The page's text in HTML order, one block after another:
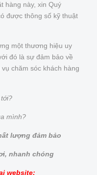
hàng này, xin Quý
được thông số kỹ thuật
một thương hiệu uy
đó là sự đảm bảo về
chăm sóc khách hàng
mình?
lượng đảm bảo
nhanh chóng
website: